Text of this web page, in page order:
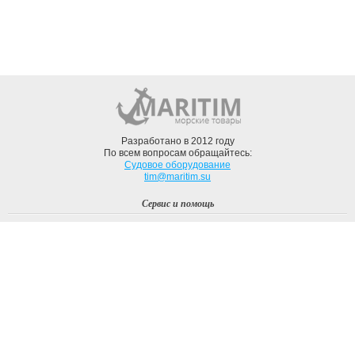
Разработано в 2012 году
По всем вопросам обращайтесь:
Судовое оборудование
tim@maritim.su
Сервис и помощь